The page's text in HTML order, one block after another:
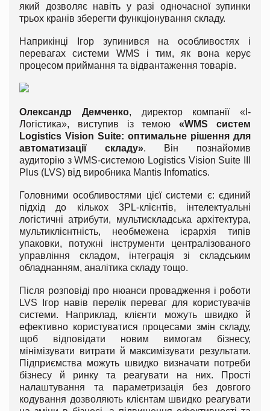
який дозволяє навіть у разі одночасної зупинки
трьох кранів зберегти функціонування складу.
Наприкінці Ігор зупинився на особливостях і
перевагах системи WMS і тим, як вона керує
процесом приймання та відвантаження товарів.
Олександр Демченко, директор компанії «І-
Логістика», виступив із темою«WMS систем
Logistics Vision Suite: оптимальне рішення для
автоматизації складу». Він познайомив
аудиторію з WMS-системою Logistics Vision Suite III
Plus (LVS) від виробника Mantis Infomatics.
Головними особливостями цієї системи є: єдиний
підхід до кількох 3PL-клієнтів, інтелектуальні
логістичні атрибути, мультискладська архітектура,
мультиклієнтність, необмежена ієрархія типів
упаковки, потужні інструменти централізованого
управління складом, інтеграція зі складським
обладнанням, аналітика складу тощо.
Після розповіді про нюанси провадження і роботи
LVS Ігор навів перелік переваг для користувачів
системи. Наприклад, клієнти можуть швидко й
ефективно користуватися процесами змін складу,
щоб відповідати новим вимогам бізнесу,
мінімізувати витрати й максимізувати результати.
Підприємства можуть швидко визначати потреби
бізнесу й ринку та реагувати на них. Прості
налаштування та параметризація без довгого
кодування дозволяють клієнтам швидко реагувати